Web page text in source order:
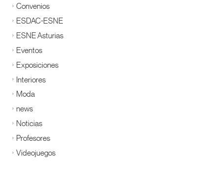
Convenios
ESDAC-ESNE
ESNE Asturias
Eventos
Exposiciones
Interiores
Moda
news
Noticias
Profesores
Videojuegos